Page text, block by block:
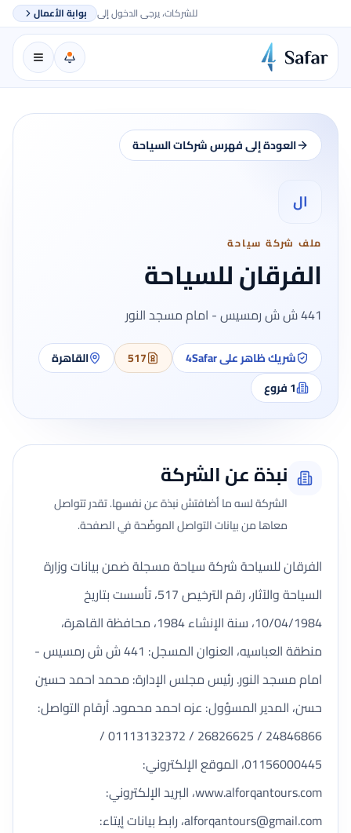
للشركات، يرجى الدخول إلى بوابة الأعمال
العودة إلى فهرس شركات السياحة
ال
ملف شركة سياحة
الفرقان للسياحة
441 ش ش رمسيس - امام مسجد النور
شريك ظاهر على 4Safar 517
القاهرة
1فروع
نبذة عن الشركة
الشركة لسه ما أضافتش نبذة عن نفسها. تقدر تتواصل
معاها من بيانات التواصل الموضّحة في الصفحة.
الفرقان للسياحة شركة سياحة مسجلة ضمن بيانات وزارة
السياحة والآثار، رقم الترخيص 517، تأسست بتاريخ
10/04/1984، سنة الإنشاء 1984، محافظة القاهرة،
منطقة العباسيه، العنوان المسجل: 441 ش ش رمسيس -
امام مسجد النور. رئيس مجلس الإدارة: محمد احمد حسين
حسن، المدير المسؤول: عزه احمد محمود. أرقام التواصل:
24846866 / 26826625 / 01113132372 /
01156000445، الموقع الإلكتروني:
www.alforqantours.com، البريد الإلكتروني:
alforqantours@gmail.com، رابط بيانات إيتاء: